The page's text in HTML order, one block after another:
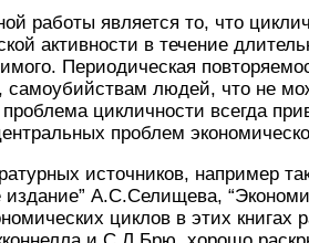
работы является то, что
активности в течение
Периодическая
самоубийствам людей, что не
цикличности всегда
проблем
источников, например
издание” А.С.Селищева,
циклов в этих